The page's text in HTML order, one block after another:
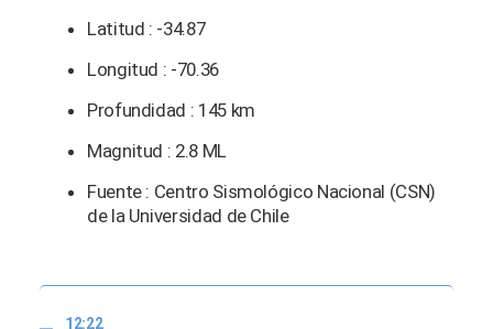
Latitud : -34.87
Longitud : -70.36
Profundidad : 145 km
Magnitud : 2.8 ML
Fuente : Centro Sismológico Nacional (CSN)
de la Universidad de Chile
12:22